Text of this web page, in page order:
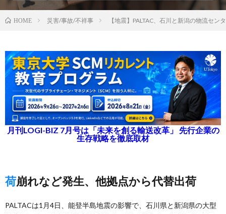
HOME 災害/事故/不祥事 【地震】PALTAC、石川と新潟の物流セ
月刊LOGI-BIZ 7月号は「未来を創る輸送改革」 先行企業の
生存戦略を徹底取材
荷崩れなど発生、他拠点から代替出荷
PALTACは1月4日、能登半島地震の影響で、石川県と新潟県の大型